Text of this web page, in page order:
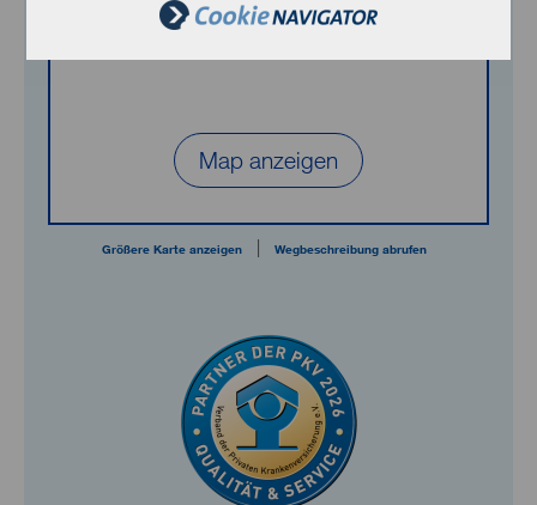
Informationen finden Sie in der
Map anzeigen
Größere Karte anzeigen| Wegbeschreibung abrufen